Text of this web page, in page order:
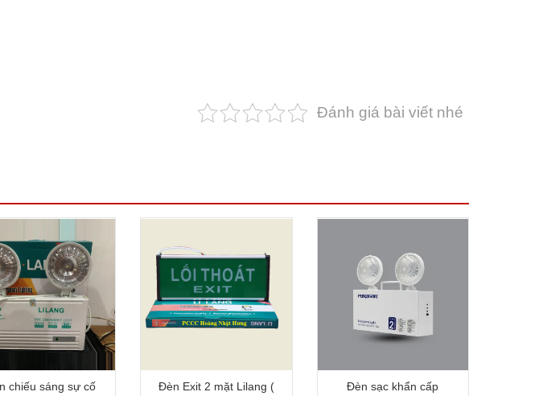
Đánh giá bài viết nhé
chiếu sáng sự cố
Đèn Exit 2 mặt Lilang (
Đèn sạc khẩn cấp